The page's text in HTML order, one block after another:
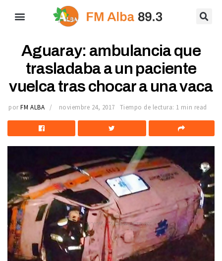
Aguaray: ambulancia que
trasladaba a un paciente
vuelca tras chocar a una vaca
por FM ALBA noviembre 24, 2017 Tiempo de lectura: 1 min read